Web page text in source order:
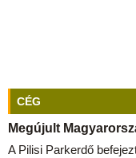
CÉG
Megújult
A Pilisi Parkerdő